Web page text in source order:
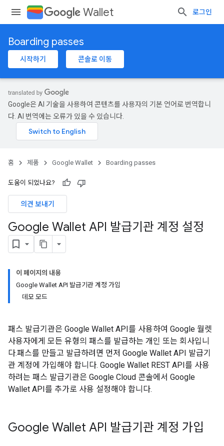
Wallet 로그인
Boarding passes
시작하기 콘솔로 이동
Google은 AI 기술을 사용하여 콘텐츠를 사용자의 기본 언어로 번역합니
다. AI 번역에는 오류가 있을 수 있습니다.
홈 제품 Google Wallet Boarding passes
도움이 되었나요?
의견 보내기
Google Wallet API 발급기관 계정 설정
이 페이지의 내용
Google Wallet API 발급기관 계정 가입
데모 모드
패스 발급기관은 Google Wallet API를 사용하여 Google 월렛
사용자에게 모든 유형의 패스를 발급하는 개인 또는 회사입니
다.패스를 만들고 발급하려면 먼저 Google Wallet API 발급기
관 계정에 가입해야 합니다. Google Wallet REST API를 사용
하려는 패스 발급기관은 Google Cloud 콘솔에서 Google
Wallet API를 추가로 사용 설정해야 합니다.
Google Wallet API 발급기관 계정 가입